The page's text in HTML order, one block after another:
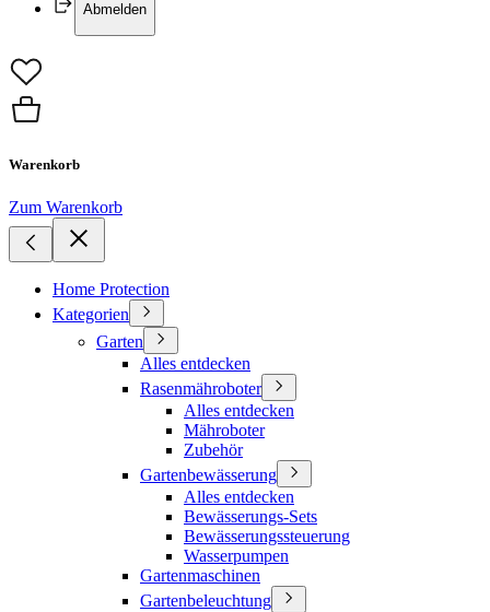
Abmelden
Warenkorb
Zum Warenkorb
Home Protection
Kategorien
Garten
Alles entdecken
Rasenmähroboter
Alles entdecken
Mähroboter
Zubehör
Gartenbewässerung
Alles entdecken
Bewässerungs-Sets
Bewässerungssteuerung
Wasserpumpen
Gartenmaschinen
Gartenbeleuchtung